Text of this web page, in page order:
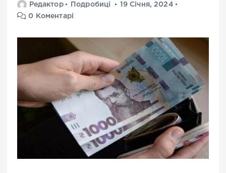
Редактор Подробиці
19 Січня, 2024
0 Коментарі